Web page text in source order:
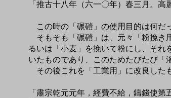
「推古十八年（六一〇年）春三月。
この時の「碾磑」の使用目的は何だ
そもそも「碾磑」は、元々「粉挽き
るいは「小麦」を挽いて粉にし、そ
いたものであり、このためたびたび「
その後これを「工業用」に改良した
「肅宗乾元元年，經費不給，鑄錢使